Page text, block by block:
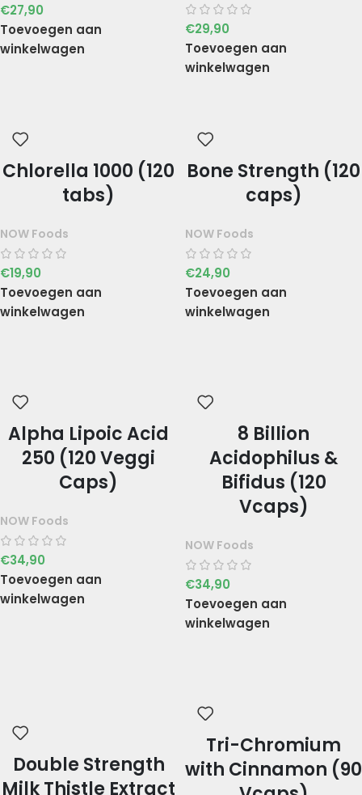
€27,90
Toevoegen aan
winkelwagen
€29,90
Toevoegen aan
winkelwagen
Chlorella 1000 (120
tabs)
NOW Foods
€19,90
Toevoegen aan
winkelwagen
Bone Strength (120
caps)
NOW Foods
€24,90
Toevoegen aan
winkelwagen
Alpha Lipoic Acid
250 (120 Veggi
Caps)
NOW Foods
€34,90
Toevoegen aan
winkelwagen
8 Billion
Acidophilus &
Bifidus (120
Vcaps)
NOW Foods
€34,90
Toevoegen aan
winkelwagen
Double Strength
Milk Thistle Extract
Tri-Chromium
with Cinnamon (90